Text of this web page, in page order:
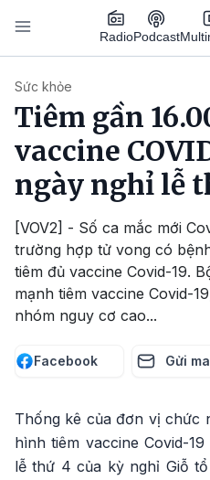
Nhảy đến nội dung
RadioPodcast
Sức khỏe
Tiêm gần
vaccine
ngày nghỉ lễ
[VOV2] - Số ca mắc mới
trường hợp tử vong có
tiêm đủ vaccine Covid-19.
mạnh tiêm vaccine Covid-
nhóm nguy cơ cao...
Facebook Gửi
Thống kê của đơn vị chức
hình tiêm vaccine Covid-
lễ thứ 4 của kỳ nghỉ Giỗ